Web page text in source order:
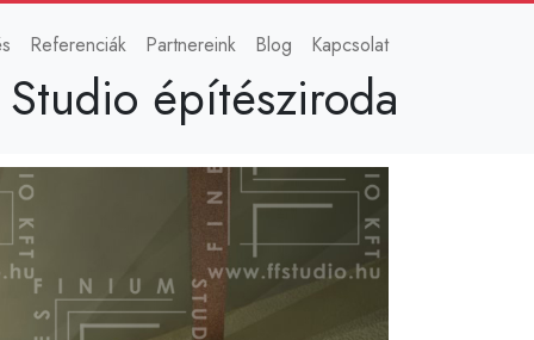
Referenciák Partnereink Blog Kapcsolat
építésziroda